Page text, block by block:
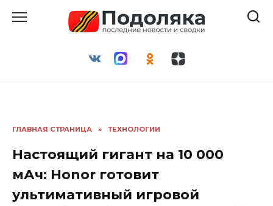
ГЛАВНАЯ СТРАНИЦА » ТЕХНОЛОГИИ
Настоящий гигант на 10 000
мАч: Honor готовит
ультимативный игровой